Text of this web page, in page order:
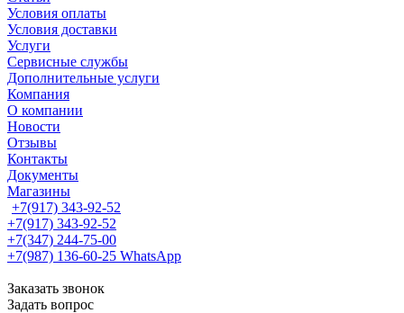
Условия оплаты
Условия доставки
Услуги
Сервисные службы
Дополнительные услуги
Компания
О компании
Новости
Отзывы
Контакты
Документы
Магазины
+7(917) 343-92-52
+7(917) 343-92-52
+7(347) 244-75-00
+7(987) 136-60-25 WhatsApp
Заказать звонок
Задать вопрос